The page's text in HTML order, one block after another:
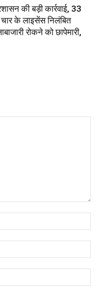
की बड़ी कार्रवाई, 33
चार के लाइसेंस निलंबित
रोकने को छापेमारी,